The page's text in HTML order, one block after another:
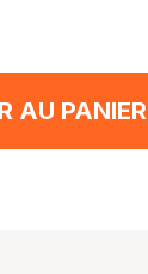
AU PANIER